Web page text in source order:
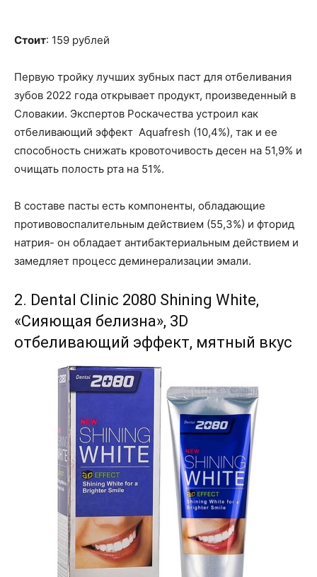
Стоит: 159 рублей
Первую тройку лучших зубных паст для отбеливания
зубов 2022 года открывает продукт, произведенный в
Словакии. Экспертов Роскачества устроил как
отбеливающий эффект Aquafresh (10,4%), так и ее
способность снижать кровоточивость десен на 51,9% и
очищать полость рта на 51%.
В составе пасты есть компоненты, обладающие
противовоспалительным действием (55,3%) и фторид
натрия- он обладает антибактериальным действием и
замедляет процесс деминерализации эмали.
2. Dental Clinic 2080 Shining White,
«Сияющая белизна», 3D
отбеливающий эффект, мятный вкус